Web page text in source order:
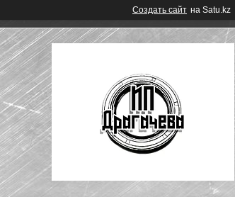
Создать сайт на Satu.kz